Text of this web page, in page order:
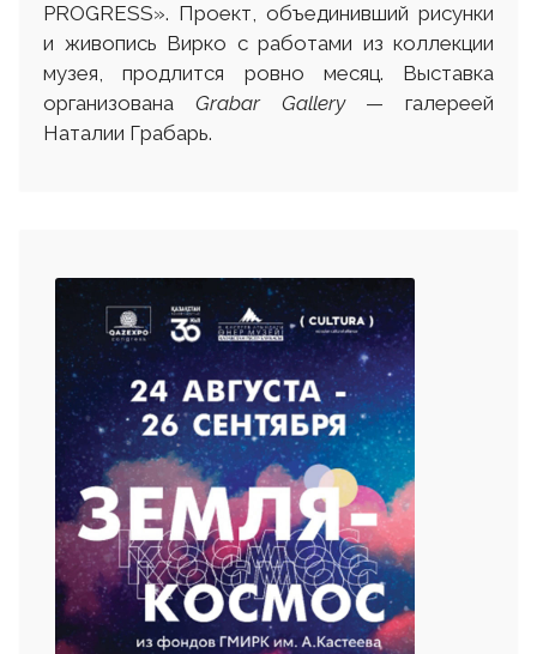
PROGRESS». Проект, объединивший рисунки
и живопись Вирко с работами из коллекции
музея, продлится ровно месяц. Выставка
организована Grabar Gallery— галереей
Наталии Грабарь.